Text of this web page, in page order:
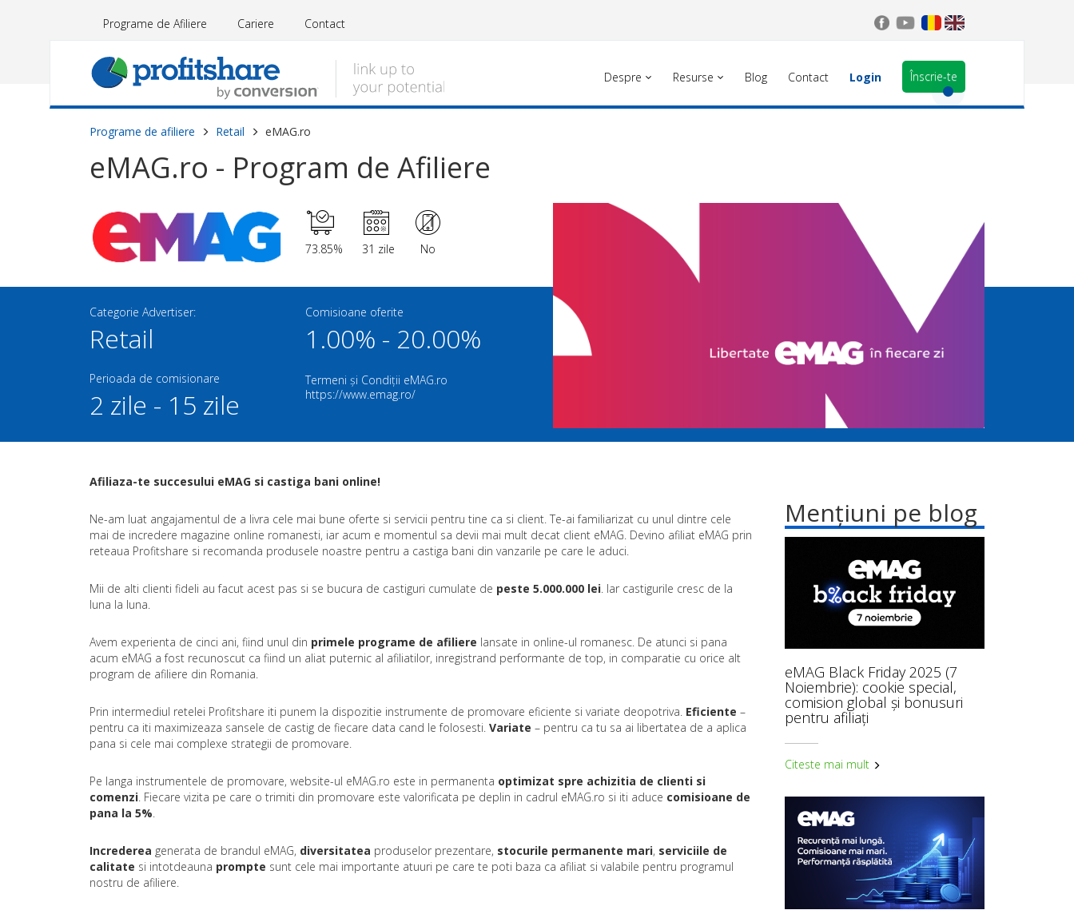
Programe de Afiliere Cariere Contact
Despre Resurse Blog Contact Login Înscrie-te
Programe de afiliere Retail eMAG.ro
eMAG.ro - Program de Afiliere
73.85% 31 zile No
Categorie Advertiser:
Retail
Perioada de comisionare
2 zile - 15 zile
Comisioane oferite
1.00% - 20.00%
Termeni și Condiții eMAG.ro
https://www.emag.ro/
Afiliaza-te succesului eMAG si castiga bani online!
Ne-am luat angajamentul de a livra cele mai bune oferte si servicii pentru tine ca si client. Te-ai familiarizat cu unul dintre cele
mai de incredere magazine online romanesti, iar acum e momentul sa devii mai mult decat client eMAG. Devino afiliat eMAG prin
reteaua Profitshare si recomanda produsele noastre pentru a castiga bani din vanzarile pe care le aduci.
Mii de alti clienti fideli au facut acest pas si se bucura de castiguri cumulate de peste 5.000.000 lei. Iar castigurile cresc de la
luna la luna.
Avem experienta de cinci ani, fiind unul din primele programe de afiliere lansate in online-ul romanesc. De atunci si pana
acum eMAG a fost recunoscut ca fiind un aliat puternic al afiliatilor, inregistrand performante de top, in comparatie cu orice alt
program de afiliere din Romania.
Prin intermediul retelei Profitshare iti punem la dispozitie instrumente de promovare eficiente si variate deopotriva. Eficiente –
pentru ca iti maximizeaza sansele de castig de fiecare data cand le folosesti. Variate – pentru ca tu sa ai libertatea de a aplica
pana si cele mai complexe strategii de promovare.
Pe langa instrumentele de promovare, website-ul eMAG.ro este in permanenta optimizat spre achizitia de clienti si
comenzi. Fiecare vizita pe care o trimiti din promovare este valorificata pe deplin in cadrul eMAG.ro si iti aduce comisioane de
pana la 5%.
Increderea generata de brandul eMAG, diversitatea produselor prezentare, stocurile permanente mari, serviciile de
calitate si intotdeauna prompte sunt cele mai importante atuuri pe care te poti baza ca afiliat si valabile pentru programul
nostru de afiliere.
Mențiuni pe blog
eMAG Black Friday 2025 (7
Noiembrie): cookie special,
comision global și bonusuri
pentru afiliați
Citeste mai mult